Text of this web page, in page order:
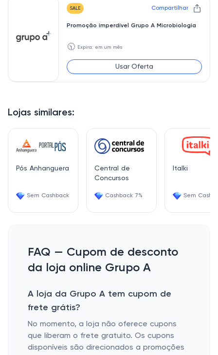
Lojas similares:
Pós Anhanguera
Sem Cashback
Central de
Concursos
Cashback 7%
Italki
Sem
SALE Compartilhar
Promoção imperdível Grupo A Microbiologia
🕥 Expira: em um mês
Usar Oferta
FAQ — Cupom de desconto
da loja online Grupo A
A loja da Grupo A tem cupom de
frete grátis?
No momento, a loja não oferece cupons
que liberam o frete gratuito. Os cupons
disponíveis são direcionados a promoções